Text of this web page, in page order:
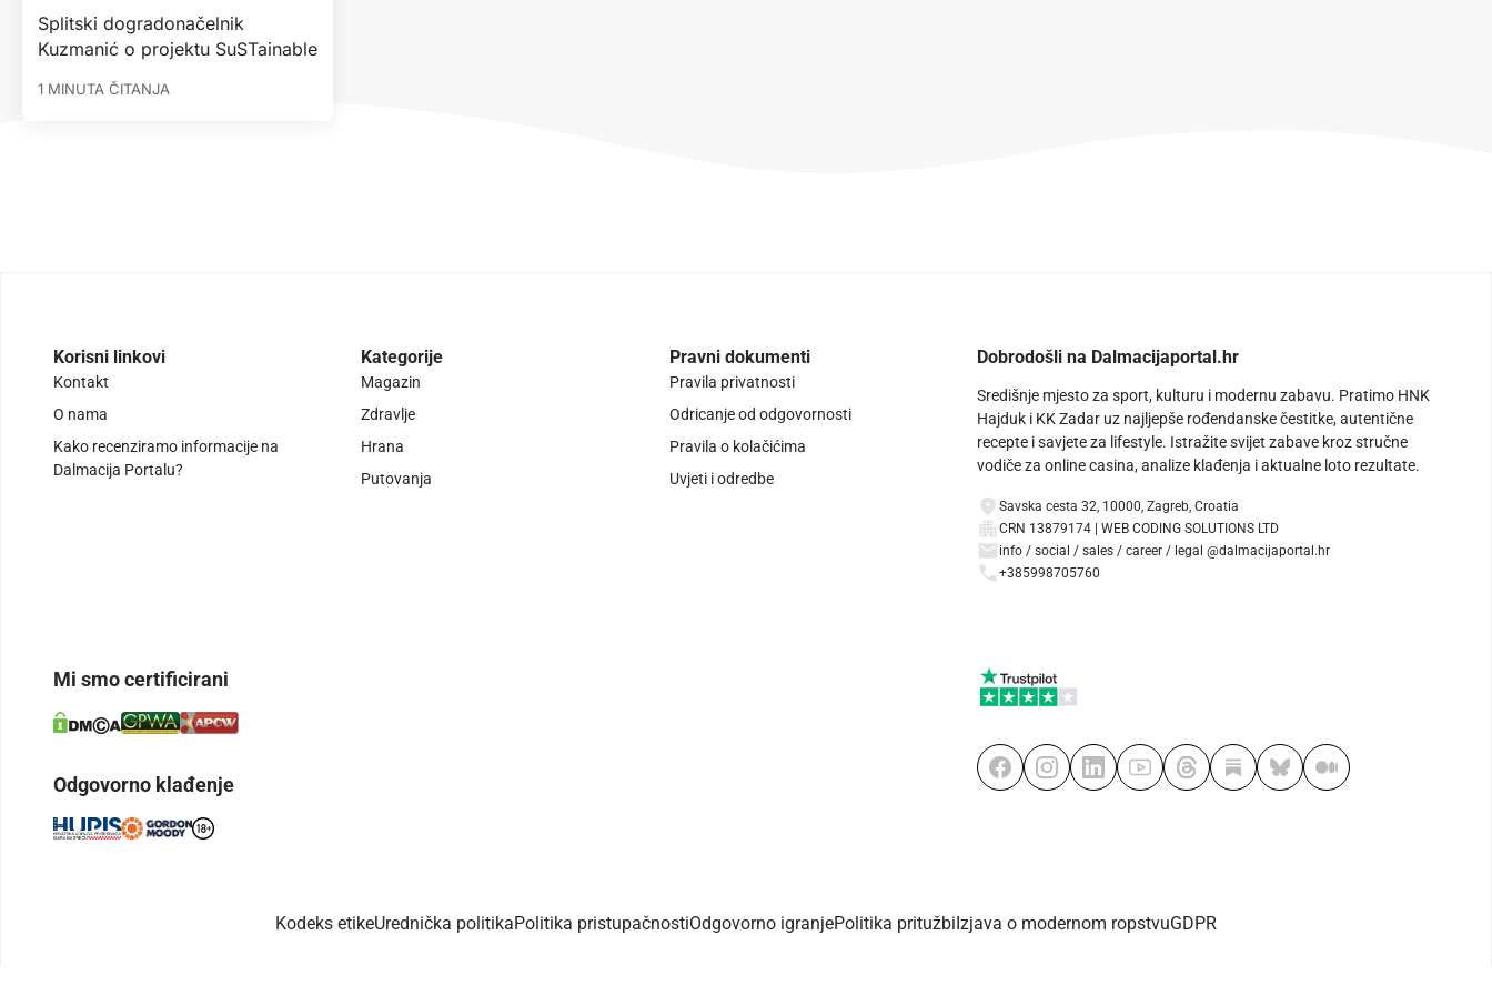
Splitski dogradonačelnik
Kuzmanić o projektu SuSTainable
1 MINUTA ČITANJA
Korisni linkovi
Kontakt
O nama
Kako recenziramo informacije na
Dalmacija Portalu?
Kategorije
Magazin
Zdravlje
Hrana
Putovanja
Pravni dokumenti
Pravila privatnosti
Odricanje od odgovornosti
Pravila o kolačićima
Uvjeti i odredbe
Dobrodošli na Dalmacijaportal.hr
Središnje mjesto za sport, kulturu i modernu zabavu. Pratimo HNK
Hajduk i KK Zadar uz najljepše rođendanske čestitke, autentične
recepte i savjete za lifestyle. Istražite svijet zabave kroz stručne
vodiče za online casina, analize klađenja i aktualne loto rezultate.
Savska cesta 32, 10000, Zagreb, Croatia
CRN 13879174 | WEB CODING SOLUTIONS LTD
info / social / sales / career / legal @dalmacijaportal.hr
+385998705760
Mi smo certificirani
Odgovorno klađenje
Kodeks etikeUrednička politikaPolitika pristupačnostiOdgovorno igranjePolitika pritužbiIzjava o modernom ropstvuGDPR